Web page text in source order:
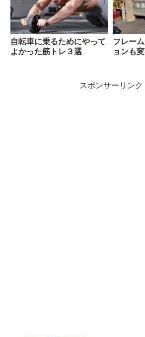
自転車に乗るためにやって
よかった筋トレ３選
フレー
ョンも
スポンサーリンク